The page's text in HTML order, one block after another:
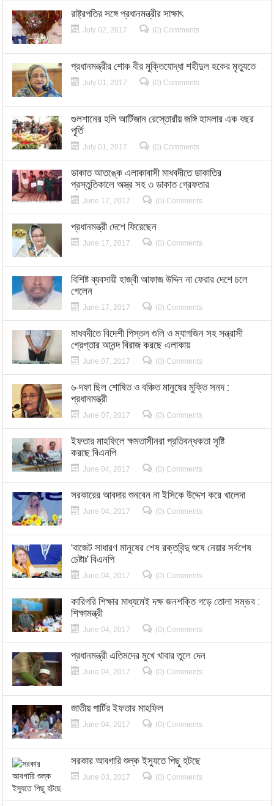
রাষ্ট্রপতির সঙ্গে প্রধানমন্ত্রীর সাক্ষাৎ
July 02, 2017 (0) Comments
প্রধানমন্ত্রীর শোক বীর মুক্তিযোদ্ধা শহীদুল হকের মৃত্যুতে
July 01, 2017 (0) Comments
গুলশানের হলি আর্টিজান রেস্তোরাঁয় জঙ্গি হামলার এক বছর
পূর্তি
July 01, 2017 (0) Comments
ডাকাত আতঙ্কে এলাকাবাসী মাধবদীতে ডাকাতির
প্রস্তুতিকালে অস্ত্র সহ ৩ ডাকাত গ্রেফতার
June 17, 2017 (0) Comments
প্রধানমন্ত্রী দেশে ফিরেছেন
June 17, 2017 (0) Comments
বিশিষ্ট ব্যবসায়ী হাজ্বী আফাজ উদ্দিন না ফেরার দেশে চলে
গেলেন
June 17, 2017 (0) Comments
মাধবদীতে বিদেশী পিস্তল গুলি ও ম্যাগজিন সহ সন্ত্রাসী
গ্রেপ্তার আনন্দ বিরাজ করছে এলাকায়
June 07, 2017 (0) Comments
৬-দফা ছিল শোষিত ও বঞ্চিত মানুষের মুক্তি সনদ :
প্রধানমন্ত্রী
June 07, 2017 (0) Comments
ইফতার মাহফিলে ক্ষমতাসীনরা প্রতিবন্ধকতা সৃষ্টি
করছে:বিএনপি
June 04, 2017 (0) Comments
সরকারের আবদার শুনবেন না ইসিকে উদ্দেশ করে খালেদা
June 04, 2017 (0) Comments
‘বাজেট সাধারণ মানুষের শেষ রক্তবিন্দু শুষে নেয়ার সর্বশেষ
চেষ্টাঃ’ বিএনপি
June 04, 2017 (0) Comments
কারিগরি শিক্ষার মাধ্যমেই দক্ষ জনশক্তি গড়ে তোলা সম্ভব :
শিক্ষামন্ত্রী
June 04, 2017 (0) Comments
প্রধানমন্ত্রী এতিমদের মুখে খাবার তুলে দেন
June 04, 2017 (0) Comments
জাতীয় পার্টির ইফতার মাহফিল
June 04, 2017 (0) Comments
সরকার আবগারি শুল্ক ইস্যুতে পিছু হটছে
June 03, 2017 (0) Comments